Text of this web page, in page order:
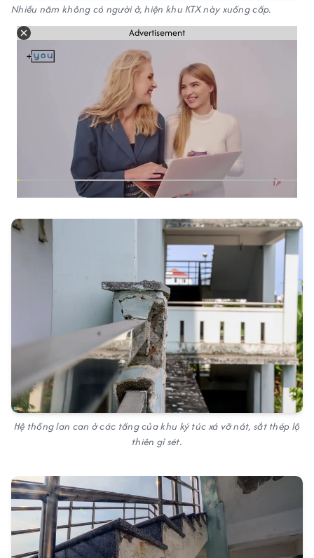
Nhiều năm không có người ở, hiện khu KTX này xuống cấp.
Advertisement
Hệ thống lan can ở các tầng của khu ký túc xá vỡ nát, sắt thép lộ
thiên gỉ sét.